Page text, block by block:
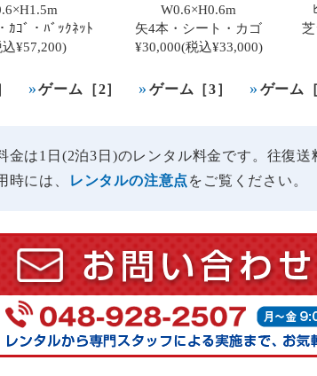
ｶｺﾞ・ﾊﾞｯｸﾈｯﾄ
¥57,200)
W0.6×H0.6m
矢4本・シート・カゴ
¥30,000(税込¥33,000)
ゲーム［2］ ゲーム［3］ ゲーム［
金は1日(2泊3日)のレンタル料金です。往復送
時には、 レンタルの注意点 をご覧ください。